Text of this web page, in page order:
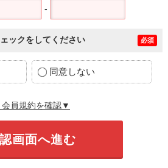
-
ックをしてください 必須
同意しない
員規約を確認▼